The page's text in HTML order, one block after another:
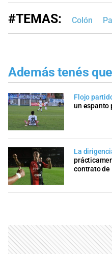
#TEMAS: Colón
Además tenés
Flojo
un espanto
La
contrato de